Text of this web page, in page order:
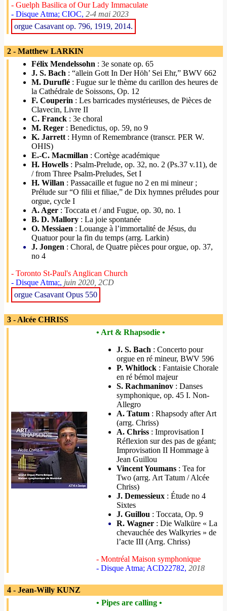
- Guelph Basilica of Our Lady Immaculate
- Disque Atma; CIOC, 2-4 mai 2023
orgue Casavant op. 796, 1919, 2014.
2 - Matthew LARKIN
Félix Mendelssohn : 3e sonate op. 65
J. S. Bach : “allein Gott In Der Höh’ Sei Ehr,” BWV 662
M. Duruflé : Fugue sur le thème du carillon des heures de
la Cathédrale de Soissons, Op. 12
F. Couperin : Les barricades mystérieuses, de Pièces de
Clavecin, Livre II
C. Franck : 3e choral
M. Reger : Benedictus, op. 59, no 9
K. Jarrett : Hymn of Remembrance (transcr. PER W.
OHIS)
E.-C. Macmillan : Cortège académique
H. Howells : Psalm-Prelude, op. 32, no. 2 (Ps.37 v.11), de
/ from Three Psalm-Preludes, Set I
H. Willan : Passacaille et fugue no 2 en mi mineur ;
Prélude sur “O filii et filiae,” de Dix hymnes préludes pour
orgue, cycle I
A. Ager : Toccata et / and Fugue, op. 30, no. 1
B. D. Mallory : La joie spontanée
O. Messiaen : Louange à l’immortalité de Jésus, du
Quatuor pour la fin du temps (arrg. Larkin)
J. Jongen : Choral, de Quatre pièces pour orgue, op. 37,
no 4
- Toronto St-Paul's Anglican Church
- Disque Atma;, juin 2020, 2CD
orgue Casavant Opus 550
3 - Alcée CHRISS
• Art & Rhapsodie •
J. S. Bach : Concerto pour
orgue en ré mineur, BWV 596
P. Whitlock : Fantaisie Chorale
en ré bémol majeur
S. Rachmaninov : Danses
symphonique, op. 45 I. Non-
Allegro
A. Tatum : Rhapsody after Art
(arrg. Chriss)
A. Chriss : Improvisation I
Réflexion sur des pas de géant;
Improvisation II Hommage à
Jean Guillou
Vincent Youmans : Tea for
Two (arrg. Art Tatum / Alcée
Chriss)
J. Demessieux : Étude no 4
Sixtes
J. Guillou : Toccata, Op. 9
R. Wagner : Die Walküre « La
chevauchée des Walkyries » de
l’acte III (Arrg. Chriss)
- Montréal Maison symphonique
- Disque Atma; ACD22782, 2018
4 - Jean-Willy KUNZ
• Pipes are calling •